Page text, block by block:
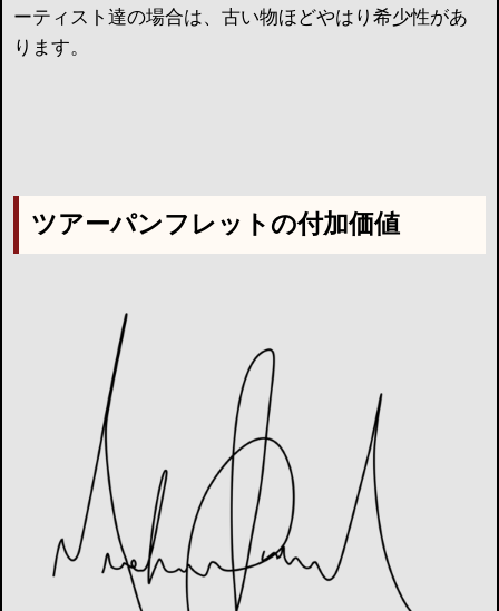
ーティスト達の場合は、古い物ほどやはり希少性があ
ります。
ツアーパンフレットの付加価値